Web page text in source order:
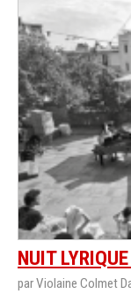
NUIT
par Violaine Colmet